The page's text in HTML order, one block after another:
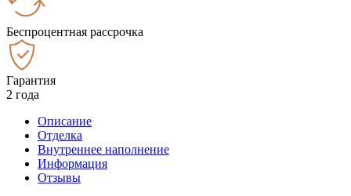
Беспроцентная рассрочка
Гарантия
2 года
Описание
Отделка
Внутреннее наполнение
Информация
Отзывы